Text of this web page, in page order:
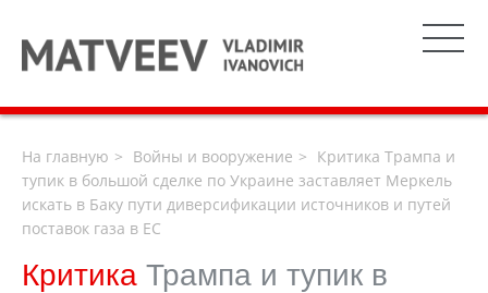
На главную Войны и вооружение
Критика Трампа и
тупик в большой сделке по Украине заставляет Меркель
искать в Баку пути диверсификации источников и путей
поставок газа в ЕС
Критика Трампа и тупик в